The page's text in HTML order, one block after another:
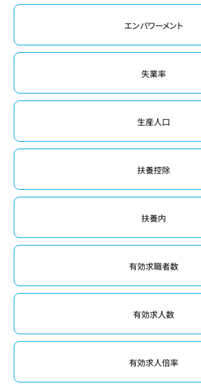
エンパワーメント
失業率
生産人口
扶養控除
扶養内
有効求職者数
有効求人数
有効求人倍率